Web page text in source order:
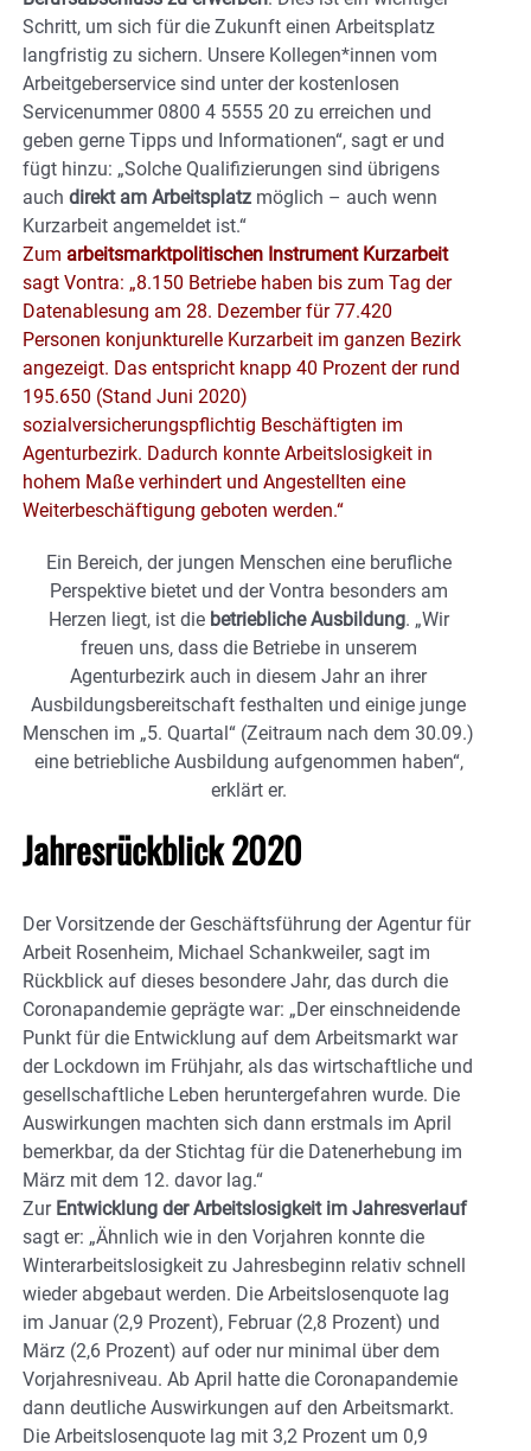
Schritt, um sich für die Zukunft einen Arbeitsplatz
langfristig zu sichern. Unsere Kollegen*innen vom
Arbeitgeberservice sind unter der kostenlosen
Servicenummer 0800 4 5555 20 zu erreichen und
geben gerne Tipps und Informationen“, sagt er und
fügt hinzu: „Solche Qualifizierungen sind übrigens
auch direkt am Arbeitsplatz möglich – auch wenn
Kurzarbeit angemeldet ist.“
Zum arbeitsmarktpolitischen Instrument Kurzarbeit
sagt Vontra: „8.150 Betriebe haben bis zum Tag der
Datenablesung am 28. Dezember für 77.420
Personen konjunkturelle Kurzarbeit im ganzen Bezirk
angezeigt. Das entspricht knapp 40 Prozent der rund
195.650 (Stand Juni 2020)
sozialversicherungspflichtig Beschäftigten im
Agenturbezirk. Dadurch konnte Arbeitslosigkeit in
hohem Maße verhindert und Angestellten eine
Weiterbeschäftigung geboten werden.“
Ein Bereich, der jungen Menschen eine berufliche
Perspektive bietet und der Vontra besonders am
Herzen liegt, ist die betriebliche Ausbildung. „Wir
freuen uns, dass die Betriebe in unserem
Agenturbezirk auch in diesem Jahr an ihrer
Ausbildungsbereitschaft festhalten und einige junge
Menschen im „5. Quartal“ (Zeitraum nach dem 30.09.)
eine betriebliche Ausbildung aufgenommen haben“,
erklärt er.
Jahresrückblick 2020
Der Vorsitzende der Geschäftsführung der Agentur für
Arbeit Rosenheim, Michael Schankweiler, sagt im
Rückblick auf dieses besondere Jahr, das durch die
Coronapandemie geprägte war: „Der einschneidende
Punkt für die Entwicklung auf dem Arbeitsmarkt war
der Lockdown im Frühjahr, als das wirtschaftliche und
gesellschaftliche Leben heruntergefahren wurde. Die
Auswirkungen machten sich dann erstmals im April
bemerkbar, da der Stichtag für die Datenerhebung im
März mit dem 12. davor lag.“
Zur Entwicklung der Arbeitslosigkeit im Jahresverlauf
sagt er: „Ähnlich wie in den Vorjahren konnte die
Winterarbeitslosigkeit zu Jahresbeginn relativ schnell
wieder abgebaut werden. Die Arbeitslosenquote lag
im Januar (2,9 Prozent), Februar (2,8 Prozent) und
März (2,6 Prozent) auf oder nur minimal über dem
Vorjahresniveau. Ab April hatte die Coronapandemie
dann deutliche Auswirkungen auf den Arbeitsmarkt.
Die Arbeitslosenquote lag mit 3,2 Prozent um 0,9